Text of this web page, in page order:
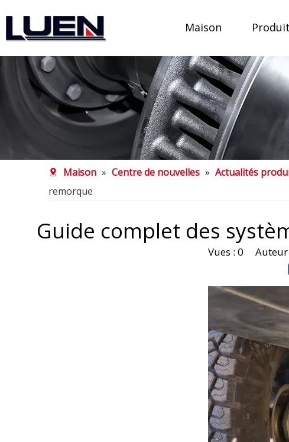
Maison
Maison » Centre de nouvelles » Actualités
remorque
Guide complet des
Vues : 0 Auteur